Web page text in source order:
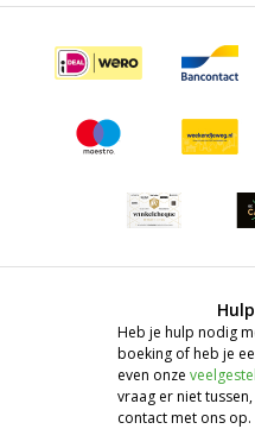
Heb je hulp nodig
boeking of heb je
even onze
vraag er niet
contact met ons op.